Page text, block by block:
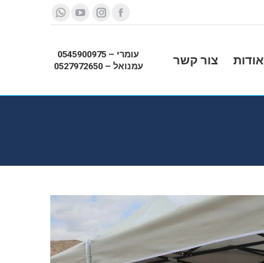
Facebook
Instagram
YouTube
Whatsapp
אודות צור קשר
עומרי – 0545900975
עמנואל – 0527972650